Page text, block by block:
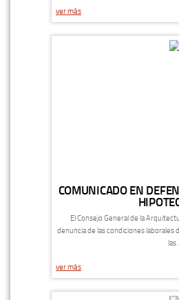
ver más
COMUNICADO EN
El Consejo General de la
denuncia de las condiciones laborales
las
ver más